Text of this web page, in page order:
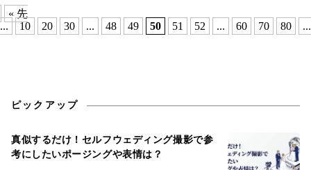
せず、自分た...
« 先
...
10 20 30 ... 48 49 50 51 52 ... 60 70 80 ...
ピックアップ
真似するだけ！セルフウェディング撮影で参
考にしたいポージングや表情は？